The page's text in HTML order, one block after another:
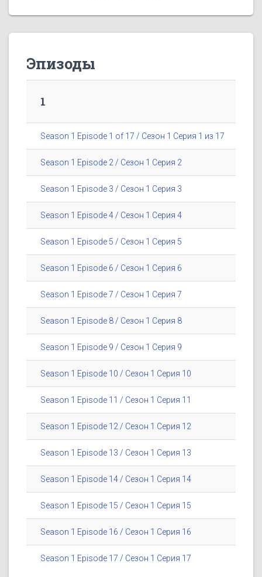
Эпизоды
1
Season 1 Episode 1 of 17 / Сезон 1 Серия 1 из 17
Season 1 Episode 2 / Сезон 1 Серия 2
Season 1 Episode 3 / Сезон 1 Серия 3
Season 1 Episode 4 / Сезон 1 Серия 4
Season 1 Episode 5 / Сезон 1 Серия 5
Season 1 Episode 6 / Сезон 1 Серия 6
Season 1 Episode 7 / Сезон 1 Серия 7
Season 1 Episode 8 / Сезон 1 Серия 8
Season 1 Episode 9 / Сезон 1 Серия 9
Season 1 Episode 10 / Сезон 1 Серия 10
Season 1 Episode 11 / Сезон 1 Серия 11
Season 1 Episode 12 / Сезон 1 Серия 12
Season 1 Episode 13 / Сезон 1 Серия 13
Season 1 Episode 14 / Сезон 1 Серия 14
Season 1 Episode 15 / Сезон 1 Серия 15
Season 1 Episode 16 / Сезон 1 Серия 16
Season 1 Episode 17 / Сезон 1 Серия 17